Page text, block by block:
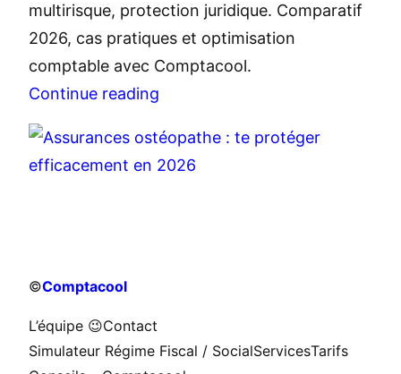
multirisque, protection juridique. Comparatif
2026, cas pratiques et optimisation
comptable avec Comptacool.
Continue reading
©Comptacool
L’équipe 😉Contact
Simulateur Régime Fiscal / SocialServicesTarifs